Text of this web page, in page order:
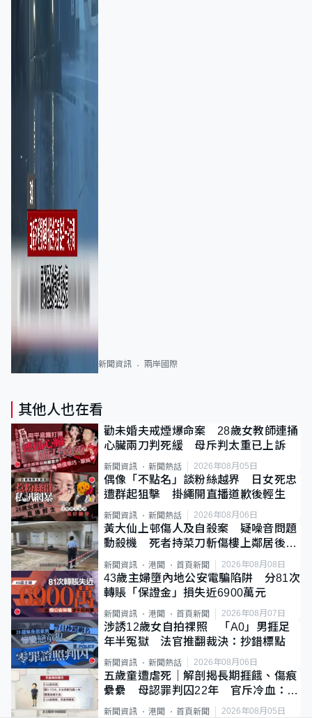
新聞資訊 兩岸國際
其他人也在看
勸未婚夫戒煙爆命案 28歲女教師連捅
心臟兩刀判死緩 母斥判太重已上訴
新聞資訊 新聞熱話 2026年08月05日
偶像「不點名」談粉絲越界 日女死忠
遭群起狙擊 掛繩開直播道歉後輕生
新聞資訊 新聞熱話 2026年08月06日
黃大仙上邨傷人及自殺案 疑噪音問題
動殺機 死者持菜刀斬傷樓上鄰居後墮
新聞資訊 港聞 首頁新聞 2026年08月08日
43歲主婦墮內地公安電騙陷阱 分81次
轉賬「保證金」損失近6900萬元
新聞資訊 港聞 首頁新聞 2026年08月07日
涉誘12歲女自拍祼照 「A0」男捱足
年半冤獄 法官推翻裁決：抄錯標點
新聞資訊 新聞熱話 2026年08月06日
五歲童遭虐死｜解剖揭長期捱餓、傷痕
纍纍 母認罪判囚22年 官斥冷血：同
類案最惡劣
新聞資訊 港聞 首頁新聞 2026年08月05日